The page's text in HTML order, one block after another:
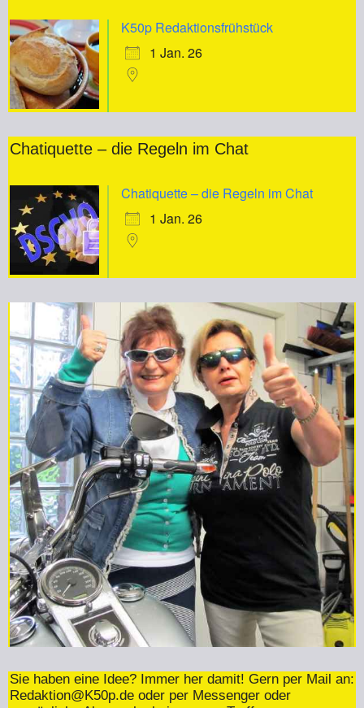
K50p Redaktionsfrühstück
1 Jan. 26
Chatiquette – die Regeln im Chat
Chatiquette – die Regeln im Chat
1 Jan. 26
Sie haben eine Idee? Immer her damit! Gern per Mail an:
Redaktion@K50p.de oder per Messenger oder